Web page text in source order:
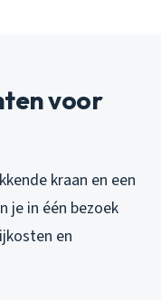
voor
kraan en een
je in één bezoek
en